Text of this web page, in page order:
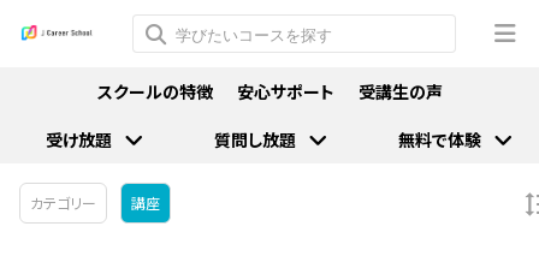
カテゴリー 講座
スクールの特徴 安心サポート
受講生の声
受け放題
質問し放題 無料で体験